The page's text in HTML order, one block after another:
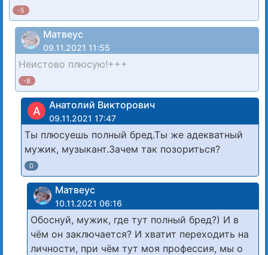
-5
Матвеус
09.11.2021 11:55
Неистово плюсую!+++
-8
А Анатолий Викторович
09.11.2021 17:47
Ты плюсуешь полный бред.Ты же адекватный
мужик, музыкант.Зачем так позориться?
0
Матвеус
10.11.2021 06:16
Обоснуй, мужик, где тут полный бред?) И в
чём он заключается? И хватит переходить на
личности, при чём тут моя профессия, мы о